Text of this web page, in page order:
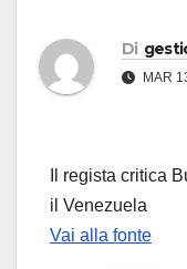
Di
MAR
Il regista critica
il Venezuela
Vai alla fonte